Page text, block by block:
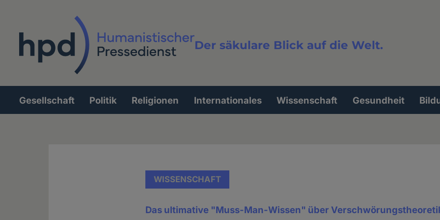
Der säkulare Blick auf die Welt.
Volltextsuche
Hauptnavigation
Gesellschaft Politik Religionen Internationales Wissenschaft Gesundheit
WISSENSCHAFT
Das ultimative "Muss-Man-Wissen" über